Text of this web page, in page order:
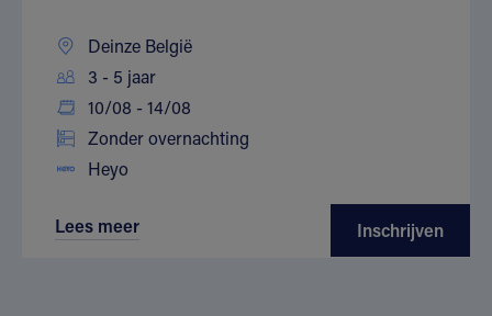
Deinze België
3 - 5 jaar
10/08 - 14/08
Zonder overnachting
Heyo
Lees meer Inschrijven